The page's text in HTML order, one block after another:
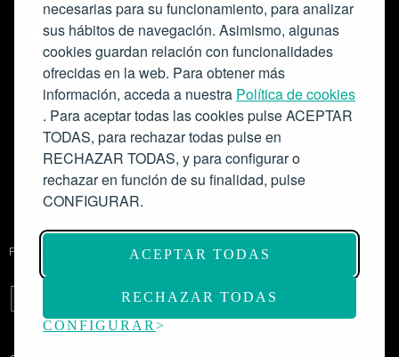
necesarias para su funcionamiento, para analizar
sus hábitos de navegación. Asimismo, algunas
cookies guardan relación con funcionalidades
ofrecidas en la web. Para obtener más
información, acceda a nuestra Política de cookies
. Para aceptar todas las cookies pulse ACEPTAR
TODAS, para rechazar todas pulse en
RECHAZAR TODAS, y para configurar o
rechazar en función de su finalidad, pulse
CONFIGURAR.
ACEPTAR TODAS
RECHAZAR TODAS
CONFIGURAR
Colabora:
Proyecto de modernización de infraestructuras y digitalización del
Salón de Actos del Ateneo de Madrid como espacio escénico-musical.
Subvención: 175.000€